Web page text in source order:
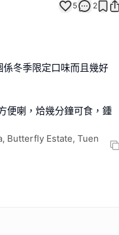
5 2
冬季限定口味而且幾好
便喇，烚幾分鐘可食，鍾
Butterfly Estate, Tuen